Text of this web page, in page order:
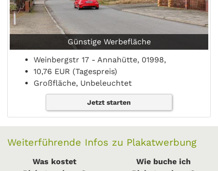
Günstige Werbefläche
Weinbergstr 17 - Annahütte, 01998,
10,76 EUR (Tagespreis)
Großfläche, Unbeleuchtet
Jetzt starten
Weiterführende Infos zu Plakatwerbung
Was kostet
Wie buche ich